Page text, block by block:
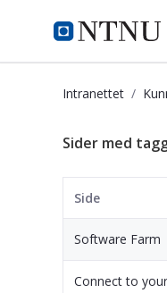
i.ntnu.no
Intranettet
Sider med
Side
Software Farm
Connect to